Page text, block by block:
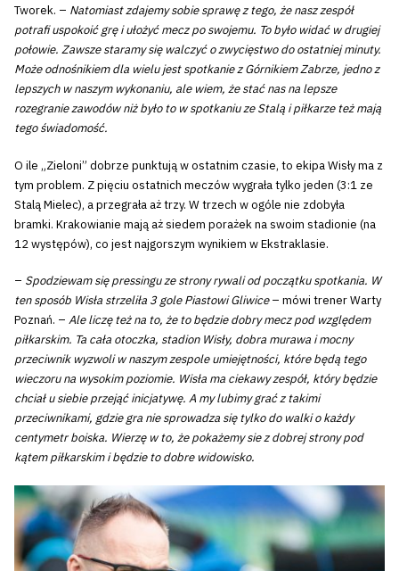
Tworek. – Natomiast zdajemy sobie sprawę z tego, że nasz zespół
potrafi uspokoić grę i ułożyć mecz po swojemu. To było widać w drugiej
połowie. Zawsze staramy się walczyć o zwycięstwo do ostatniej minuty.
Może odnośnikiem dla wielu jest spotkanie z Górnikiem Zabrze, jedno z
lepszych w naszym wykonaniu, ale wiem, że stać nas na lepsze
rozegranie zawodów niż było to w spotkaniu ze Stalą i piłkarze też mają
tego świadomość.
O ile „Zieloni” dobrze punktują w ostatnim czasie, to ekipa Wisły ma z
tym problem. Z pięciu ostatnich meczów wygrała tylko jeden (3:1 ze
Stalą Mielec), a przegrała aż trzy. W trzech w ogóle nie zdobyła
bramki. Krakowianie mają aż siedem porażek na swoim stadionie (na
12 występów), co jest najgorszym wynikiem w Ekstraklasie.
– Spodziewam się pressingu ze strony rywali od początku spotkania. W
ten sposób Wisła strzeliła 3 gole Piastowi Gliwice– mówi trener Warty
Poznań. – Ale liczę też na to, że to będzie dobry mecz pod względem
piłkarskim. Ta cała otoczka, stadion Wisły, dobra murawa i mocny
przeciwnik wyzwoli w naszym zespole umiejętności, które będą tego
wieczoru na wysokim poziomie. Wisła ma ciekawy zespół, który będzie
chciał u siebie przejąć inicjatywę. A my lubimy grać z takimi
przeciwnikami, gdzie gra nie sprowadza się tylko do walki o każdy
centymetr boiska. Wierzę w to, że pokażemy sie z dobrej strony pod
kątem piłkarskim i będzie to dobre widowisko.